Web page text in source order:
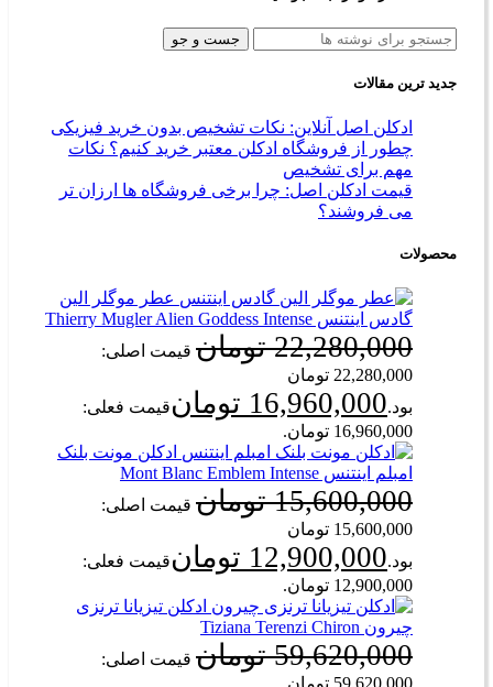
جست و جو
جدید ترین مقالات
ادکلن اصل آنلاین: نکات تشخیص بدون خرید فیزیکی
چطور از فروشگاه ادکلن معتبر خرید کنیم؟ نکات
مهم برای تشخیص
قیمت ادکلن اصل: چرا برخی فروشگاه‌ ها ارزان‌ تر
می‌ فروشند؟
محصولات
عطر موگلر الین
گادس اینتنس Thierry Mugler Alien Goddess Intense
22,280,000 تومان قیمت اصلی:
22,280,000 تومان
بود.16,960,000 تومانقیمت فعلی:
16,960,000 تومان.
ادکلن مونت بلنک
امبلم اینتنس Mont Blanc Emblem Intense
15,600,000 تومان قیمت اصلی:
15,600,000 تومان
بود.12,900,000 تومانقیمت فعلی:
12,900,000 تومان.
ادکلن تیزیانا ترنزی
چیرون Tiziana Terenzi Chiron
59,620,000 تومان قیمت اصلی: